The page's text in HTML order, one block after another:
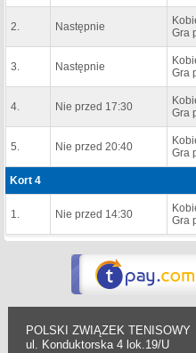
2. Następnie
Gra
3. Następnie
Gra
4. Nie przed 17:30
Gra
5. Nie przed 20:40
Gra
Kort 4
1. Nie przed 14:30
Gra
POLSKI ZWIĄZEK TENISOWY
ul. Konduktorska 4 lok.19/U